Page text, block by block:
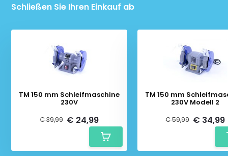
Schließen Sie Ihren Einkauf ab
TM 150 mm Schleifmaschine
230V
€ 39,99 € 24,99
TM 150 mm
230V Modell 2
€ 59,99 € 34,99